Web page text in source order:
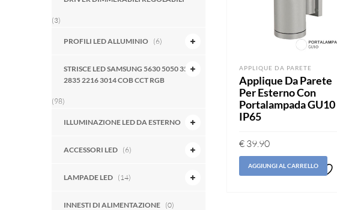
(3)
PROFILI LED ALLUMINIO (6)
STRISCE LED SAMSUNG 5630 5050 3528
2835 2216 3014 COB CCT RGB
(98)
ILLUMINAZIONE LED DA ESTERNO (7)
ACCESSORI LED (6)
LAMPADE LED (14)
INNESTI DI ALIMENTAZIONE (0)
APPLIQUE DA PARETE
Applique Da Parete
Per Esterno Con
Portalampada GU10
IP65
€39.90
AGGIUNGI AL CARRELLO